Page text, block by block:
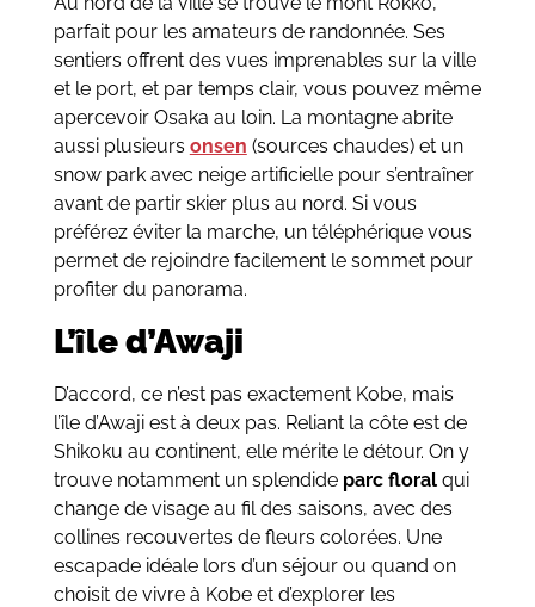
parfait pour les amateurs de randonnée. Ses
sentiers offrent des vues imprenables sur la ville
et le port, et par temps clair, vous pouvez même
apercevoir Osaka au loin. La montagne abrite
aussi plusieurs onsen (sources chaudes) et un
snow park avec neige artificielle pour s’entraîner
avant de partir skier plus au nord. Si vous
préférez éviter la marche, un téléphérique vous
permet de rejoindre facilement le sommet pour
profiter du panorama.
L’île d’Awaji
D’accord, ce n’est pas exactement Kobe, mais
l’île d’Awaji est à deux pas. Reliant la côte est de
Shikoku au continent, elle mérite le détour. On y
trouve notamment un splendide parc floralqui
change de visage au fil des saisons, avec des
collines recouvertes de fleurs colorées. Une
escapade idéale lors d’un séjour ou quand on
choisit de vivre à Kobe et d’explorer les